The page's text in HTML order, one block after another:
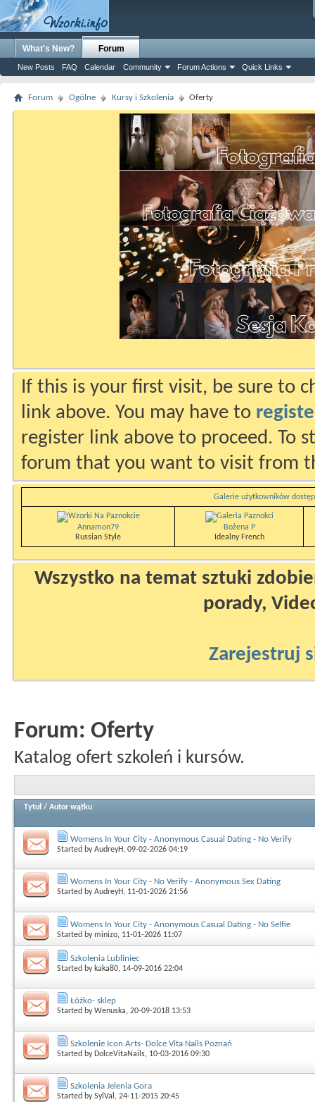
What's New? Forum
New Posts FAQ Calendar Community Forum Actions Quick Links
Forum Ogólne Kursy i Szkolenia Oferty
If this is your first visit, be sure to
link above. You may have to
register link above to proceed. To
forum that you want to visit from
Galerie użytkowników
Annamon79
Russian Style
Bożena P
Idealny French
Wszystko na temat sztuki
porady,
Zarejestruj
Forum: Oferty
Katalog ofert szkoleń i kursów.
Tytuł / Autor wątku
Womens In Your City - Anonymous Casual Dating - No Verify
Started byAudreyH, 09-02-2026 04:19
Womens In Your City - No Verify - Anonymous Sex Dating
Started byAudreyH, 11-01-2026 21:56
Womens In Your City - Anonymous Casual Dating - No Selfie
Started byminizo, 11-01-2026 11:07
Szkolenia Lubliniec
Started by kaka80, 14-09-2016 22:04
Łóżko- sklep
Started byWenuska, 20-09-2018 13:53
Szkolenie Icon Arts- Dolce Vita Nails Poznań
Started by DolceVitaNails, 10-03-2016 09:30
Szkolenia Jelenia Gora
Started bySylVal , 24-11-2015 20:45